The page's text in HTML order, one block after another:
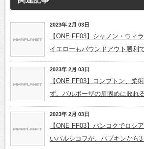
2023年 2月 03日
【ONE FF03】シャノン・ウィ
イエローもパウンドアウト勝利
2023年 2月 03日
【ONE FF03】コンプトン、柔
ず。バルボーザの肩固めに敗れ
2023年 2月 03日
【ONE FF03】バンコクでロシ
いバルシコフが、バブキンから